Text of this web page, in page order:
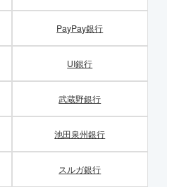
PayPay銀行
UI銀行
武蔵野銀行
池田泉州銀行
スルガ銀行